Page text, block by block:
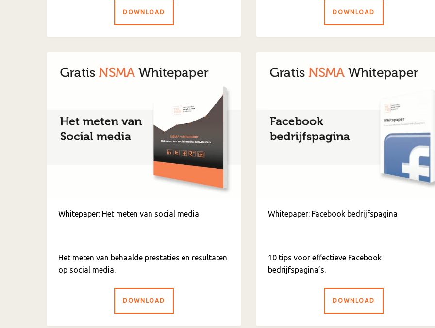
DOWNLOAD DOWNLOAD
Whitepaper: Het meten van social media
Het meten van behaalde prestaties en resultaten
op social media.
DOWNLOAD
Whitepaper: Facebook bedrijfspagina
10 tips voor effectieve Facebook
bedrijfspagina’s.
DOWNLOAD